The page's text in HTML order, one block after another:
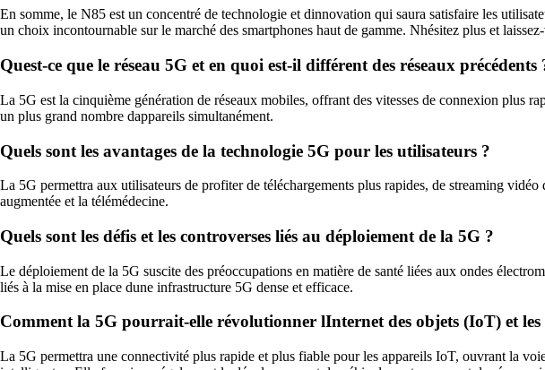
En somme, le N85 est un concentré de technologie et dinnovation qui saura satisfaire les
un choix incontournable sur le marché des smartphones haut de gamme. Nhésitez plus et
Quest-ce que le réseau 5G et en quoi est-il différent des réseaux précédents
La 5G est la cinquième génération de réseaux mobiles, offrant des vitesses de connexion plus
un plus grand nombre dappareils simultanément.
Quels sont les avantages de la technologie 5G pour les utilisateurs ?
La 5G permettra aux utilisateurs de profiter de téléchargements plus rapides, de streaming
augmentée et la télémédecine.
Quels sont les défis et les controverses liés au déploiement de la 5G ?
Le déploiement de la 5G suscite des préoccupations en matière de santé liées aux ondes
liés à la mise en place dune infrastructure 5G dense et efficace.
Comment la 5G pourrait-elle révolutionner lInternet des objets (IoT) et les
La 5G permettra une connectivité plus rapide et plus fiable pour les appareils IoT, ouvrant la